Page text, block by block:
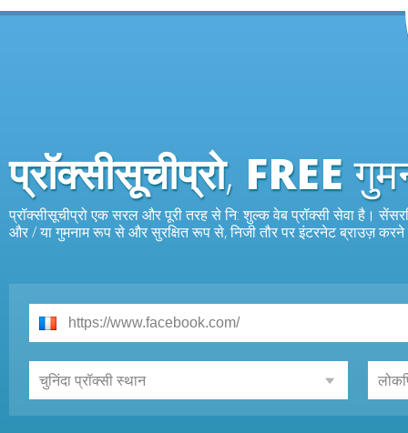
प्रॉक्सीसूचीप्रो, FREE
प्रॉक्सीसूचीप्रो एक सरल और पूरी तरह से नि: शुल्क वेब प्रॉक्सी सेवा है।
और / या गुमनाम रूप से और सुरक्षित रूप से, निजी तौर पर इंटरनेट ब्राउज़
चुनिंदा प्रॉक्सी स्थान